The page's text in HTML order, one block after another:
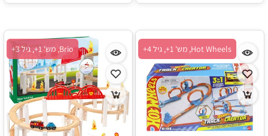
Hot Wheels, מש' 1+, גיל 4+ Brio, מש' 1+, גיל 3+